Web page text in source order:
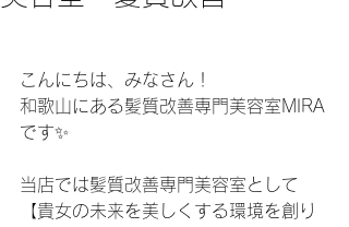
こんにちは、みなさん！
和歌山にある髪質改善専門美容室MIRA
です✨
当店では髪質改善専門美容室として
【貴女の未来を美しくする環境を創り